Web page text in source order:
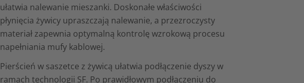
ułatwia nalewanie mieszanki. Doskonałe właściwości
płynięcia żywicy upraszczają nalewanie, a przezroczysty
materiał zapewnia optymalną kontrolę wzrokową procesu
napełniania mufy kablowej.
Pierścień w saszetce z żywicą ułatwia podłączenie dyszy w
ramach technologii SF. Po prawidłowym podłączeniu do